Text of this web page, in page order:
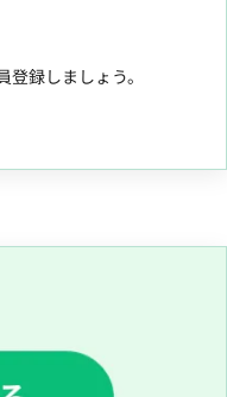
録しましょう。